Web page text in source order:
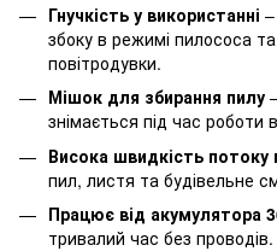
Гнучкість у використанні
збоку в режимі пилососа
повітродувки.
Мішок для збирання пилу
знімається під час роботи
Висока швидкість потоку
пил, листя та будівельне
Працює від акумулятора
тривалий час без проводів.